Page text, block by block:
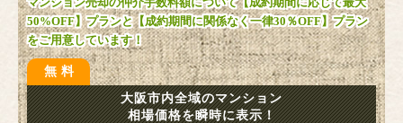
50%OFF】プランと【成約期間に関係なく一律30％OFF】プラン
をご用意しています！
無料
大阪市内全域のマンション
相場価格を瞬時に表示！